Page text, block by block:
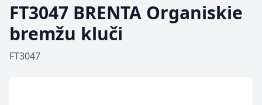
FT3047 BRENTA Organiskie
bremžu kluči
FT3047